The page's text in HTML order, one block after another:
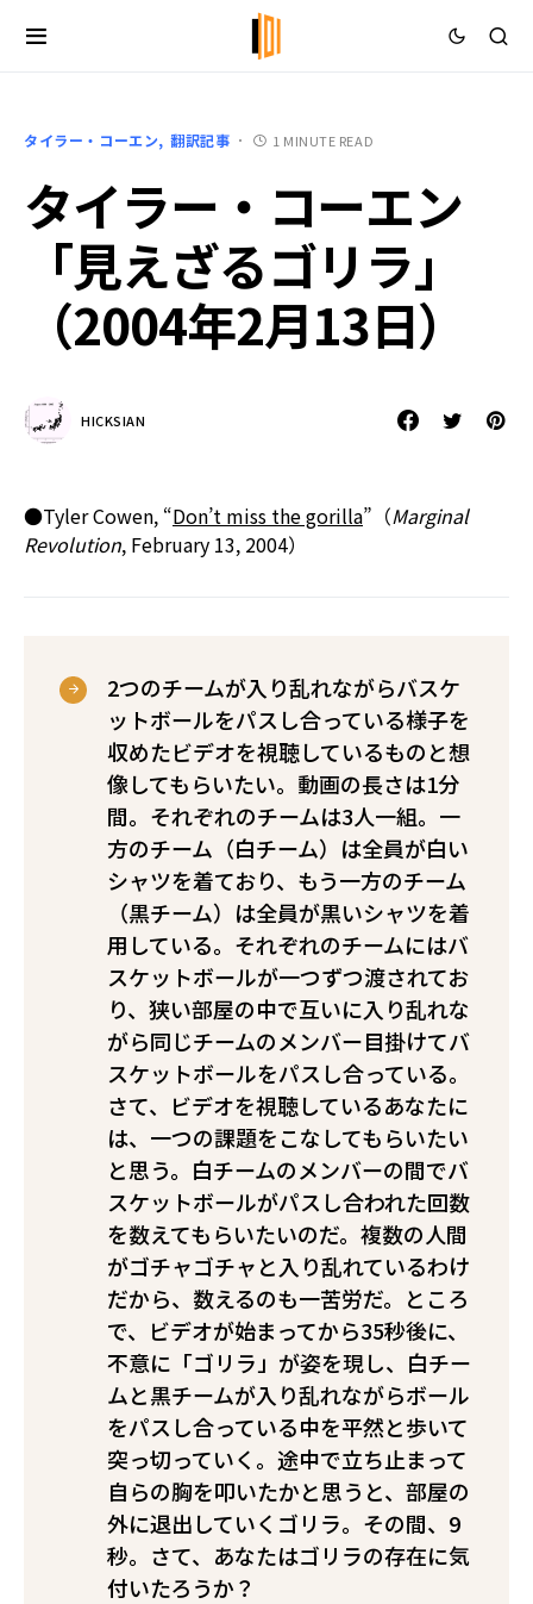
タイラー・コーエン 翻訳記事 1 MINUTE READ
タイラー・コーエン
「見えざるゴリラ」
（2004年2月13日）
HICKSIAN
●Tyler Cowen, “Don’t miss the gorilla”（Marginal
Revolution, February 13, 2004）
2つのチームが入り乱れながらバスケ
ットボールをパスし合っている様子を
収めたビデオを視聴しているものと想
像してもらいたい。動画の長さは1分
間。それぞれのチームは3人一組。一
方のチーム（白チーム）は全員が白い
シャツを着ており、もう一方のチーム
（黒チーム）は全員が黒いシャツを着
用している。それぞれのチームにはバ
スケットボールが一つずつ渡されてお
り、狭い部屋の中で互いに入り乱れな
がら同じチームのメンバー目掛けてバ
スケットボールをパスし合っている。
さて、ビデオを視聴しているあなたに
は、一つの課題をこなしてもらいたい
と思う。白チームのメンバーの間でバ
スケットボールがパスし合われた回数
を数えてもらいたいのだ。複数の人間
がゴチャゴチャと入り乱れているわけ
だから、数えるのも一苦労だ。ところ
で、ビデオが始まってから35秒後に、
不意に「ゴリラ」が姿を現し、白チー
ムと黒チームが入り乱れながらボール
をパスし合っている中を平然と歩いて
突っ切っていく。途中で立ち止まって
自らの胸を叩いたかと思うと、部屋の
外に退出していくゴリラ。その間、9
秒。さて、あなたはゴリラの存在に気
付いたろうか？